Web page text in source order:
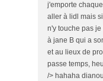
j'emporte
aller à lidl mais
n'y touche pas
à jane B qui a
et au lieux de
passe temps,
/> hahaha